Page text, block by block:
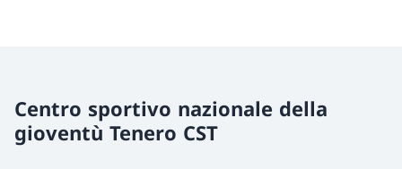
Centro sportivo nazionale della
gioventù Tenero CST